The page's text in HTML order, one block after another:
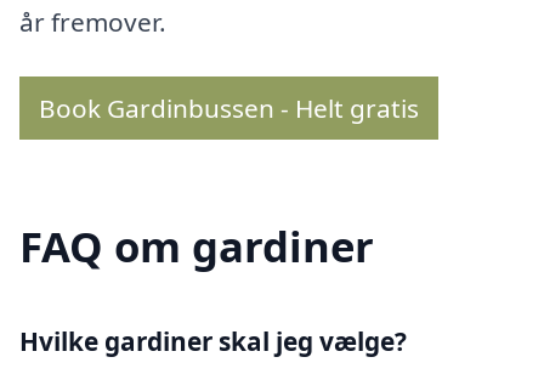
år fremover.
Book Gardinbussen - Helt gratis
FAQ om gardiner
Hvilke gardiner skal jeg vælge?